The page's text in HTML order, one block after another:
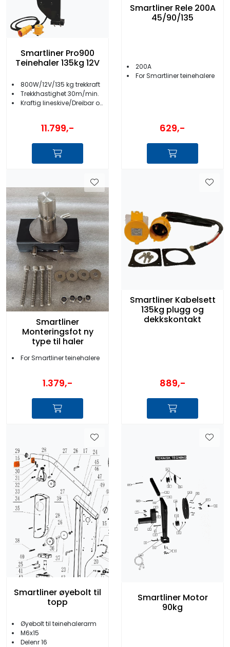
Smartliner Pro900
Teinehaler 135kg 12V
800W/12V/135 kg trekkraft
Trekkhastighet 30m/min.
Kraftig lineskive/Dreibar og låsbar fot
11.799,-
Smartliner Rele 200A
45/90/135
200A
For Smartliner teinehalere
629,-
Smartliner
Monteringsfot ny
type til haler
For Smartliner teinehalere
1.379,-
Smartliner Kabelsett
135kg plugg og
dekkskontakt
889,-
Smartliner øyebolt til
topp
Øyebolt til teinehalerarm
M6x15
Delenr 16
Smartliner Motor
90kg